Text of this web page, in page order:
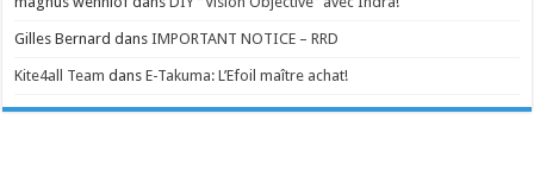
Gilles Bernard dansIMPORTANT NOTICE – RRD
Kite4all Team dansE-Takuma: L’Efoil maître achat!